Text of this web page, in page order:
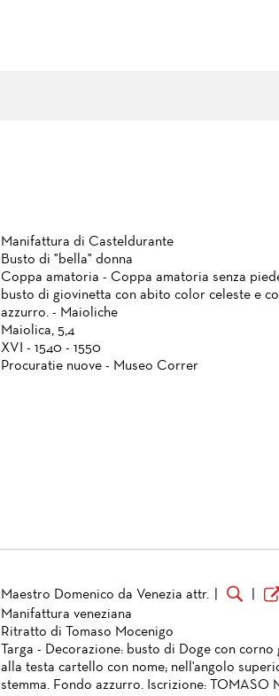
Manifattura di Casteldurante
Busto di "bella" donna
Coppa amatoria - Coppa amatoria senza
busto di giovinetta con abito color celeste e
azzurro. - Maioliche
Maiolica, 5,4
XVI - 1540 - 1550
Procuratie nuove - Museo Correr
Maestro Domenico da Venezia attr.
Manifattura veneziana
Ritratto di Tomaso Mocenigo
Targa - Decorazione: busto di Doge con
alla testa cartello con nome; nell'angolo
stemma. Fondo azzurro. Iscrizione: TOMASO